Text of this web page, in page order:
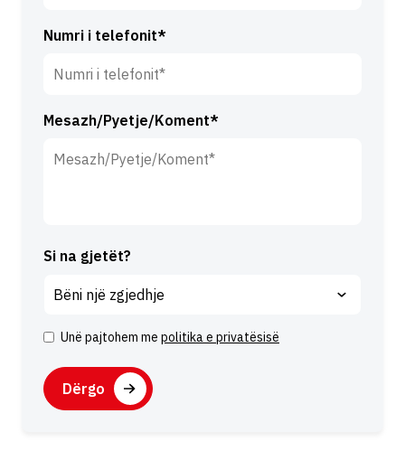
Numri i telefonit*
Mesazh/Pyetje/Koment*
Si na gjetët?
P
l
q
Unë pajtohem me politika e privatësisë
C
A